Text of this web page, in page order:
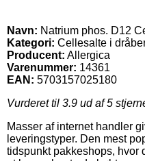
Navn: Natrium phos. D12
Kategori: Cellesalte i
Producent: Allergica
Varenummer: 14361
EAN: 5703157025180
Vurderet til 3.9 ud af 5
Masser af internet handler
leveringstyper. Den mest
tidspunkt pakkeshops, hvor